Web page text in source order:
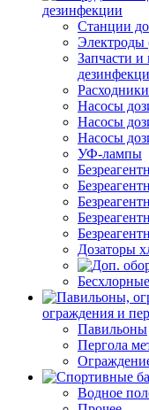
дезинфекции
Станции
Электроды
Запчасти и
Насосы
Насосы
Насосы
УФ-лампы
Дозаторы
ограждения и
Павильоны
Пергола
Водное